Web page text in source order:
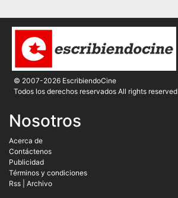
© 2007-2026 EscribiendoCine
Todos los derechos reservados All rights reserved
Nosotros
Acerca de
Contáctenos
Publicidad
Términos y condiciones
Rss
Archivo